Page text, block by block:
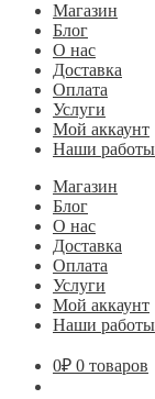
Магазин
Блог
О нас
Доставка
Оплата
Услуги
Мой аккаунт
Наши работы
Магазин
Блог
О нас
Доставка
Оплата
Услуги
Мой аккаунт
Наши работы
0₽ 0 товаров